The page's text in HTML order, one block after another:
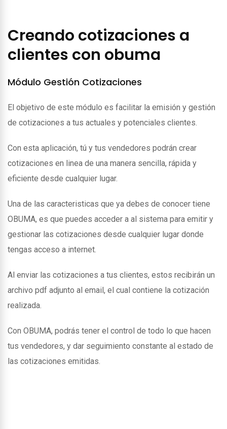
Creando cotizaciones a
clientes con obuma
Módulo Gestión Cotizaciones
El objetivo de este módulo es facilitar la emisión y gestión
de cotizaciones a tus actuales y potenciales clientes.
Con esta aplicación, tú y tus vendedores podrán crear
cotizaciones en linea de una manera sencilla, rápida y
eficiente desde cualquier lugar.
Una de las caracteristicas que ya debes de conocer tiene
OBUMA, es que puedes acceder a al sistema para emitir y
gestionar las cotizaciones desde cualquier lugar donde
tengas acceso a internet.
Al enviar las cotizaciones a tus clientes, estos recibirán un
archivo pdf adjunto al email, el cual contiene la cotización
realizada.
Con OBUMA, podrás tener el control de todo lo que hacen
tus vendedores, y dar seguimiento constante al estado de
las cotizaciones emitidas.